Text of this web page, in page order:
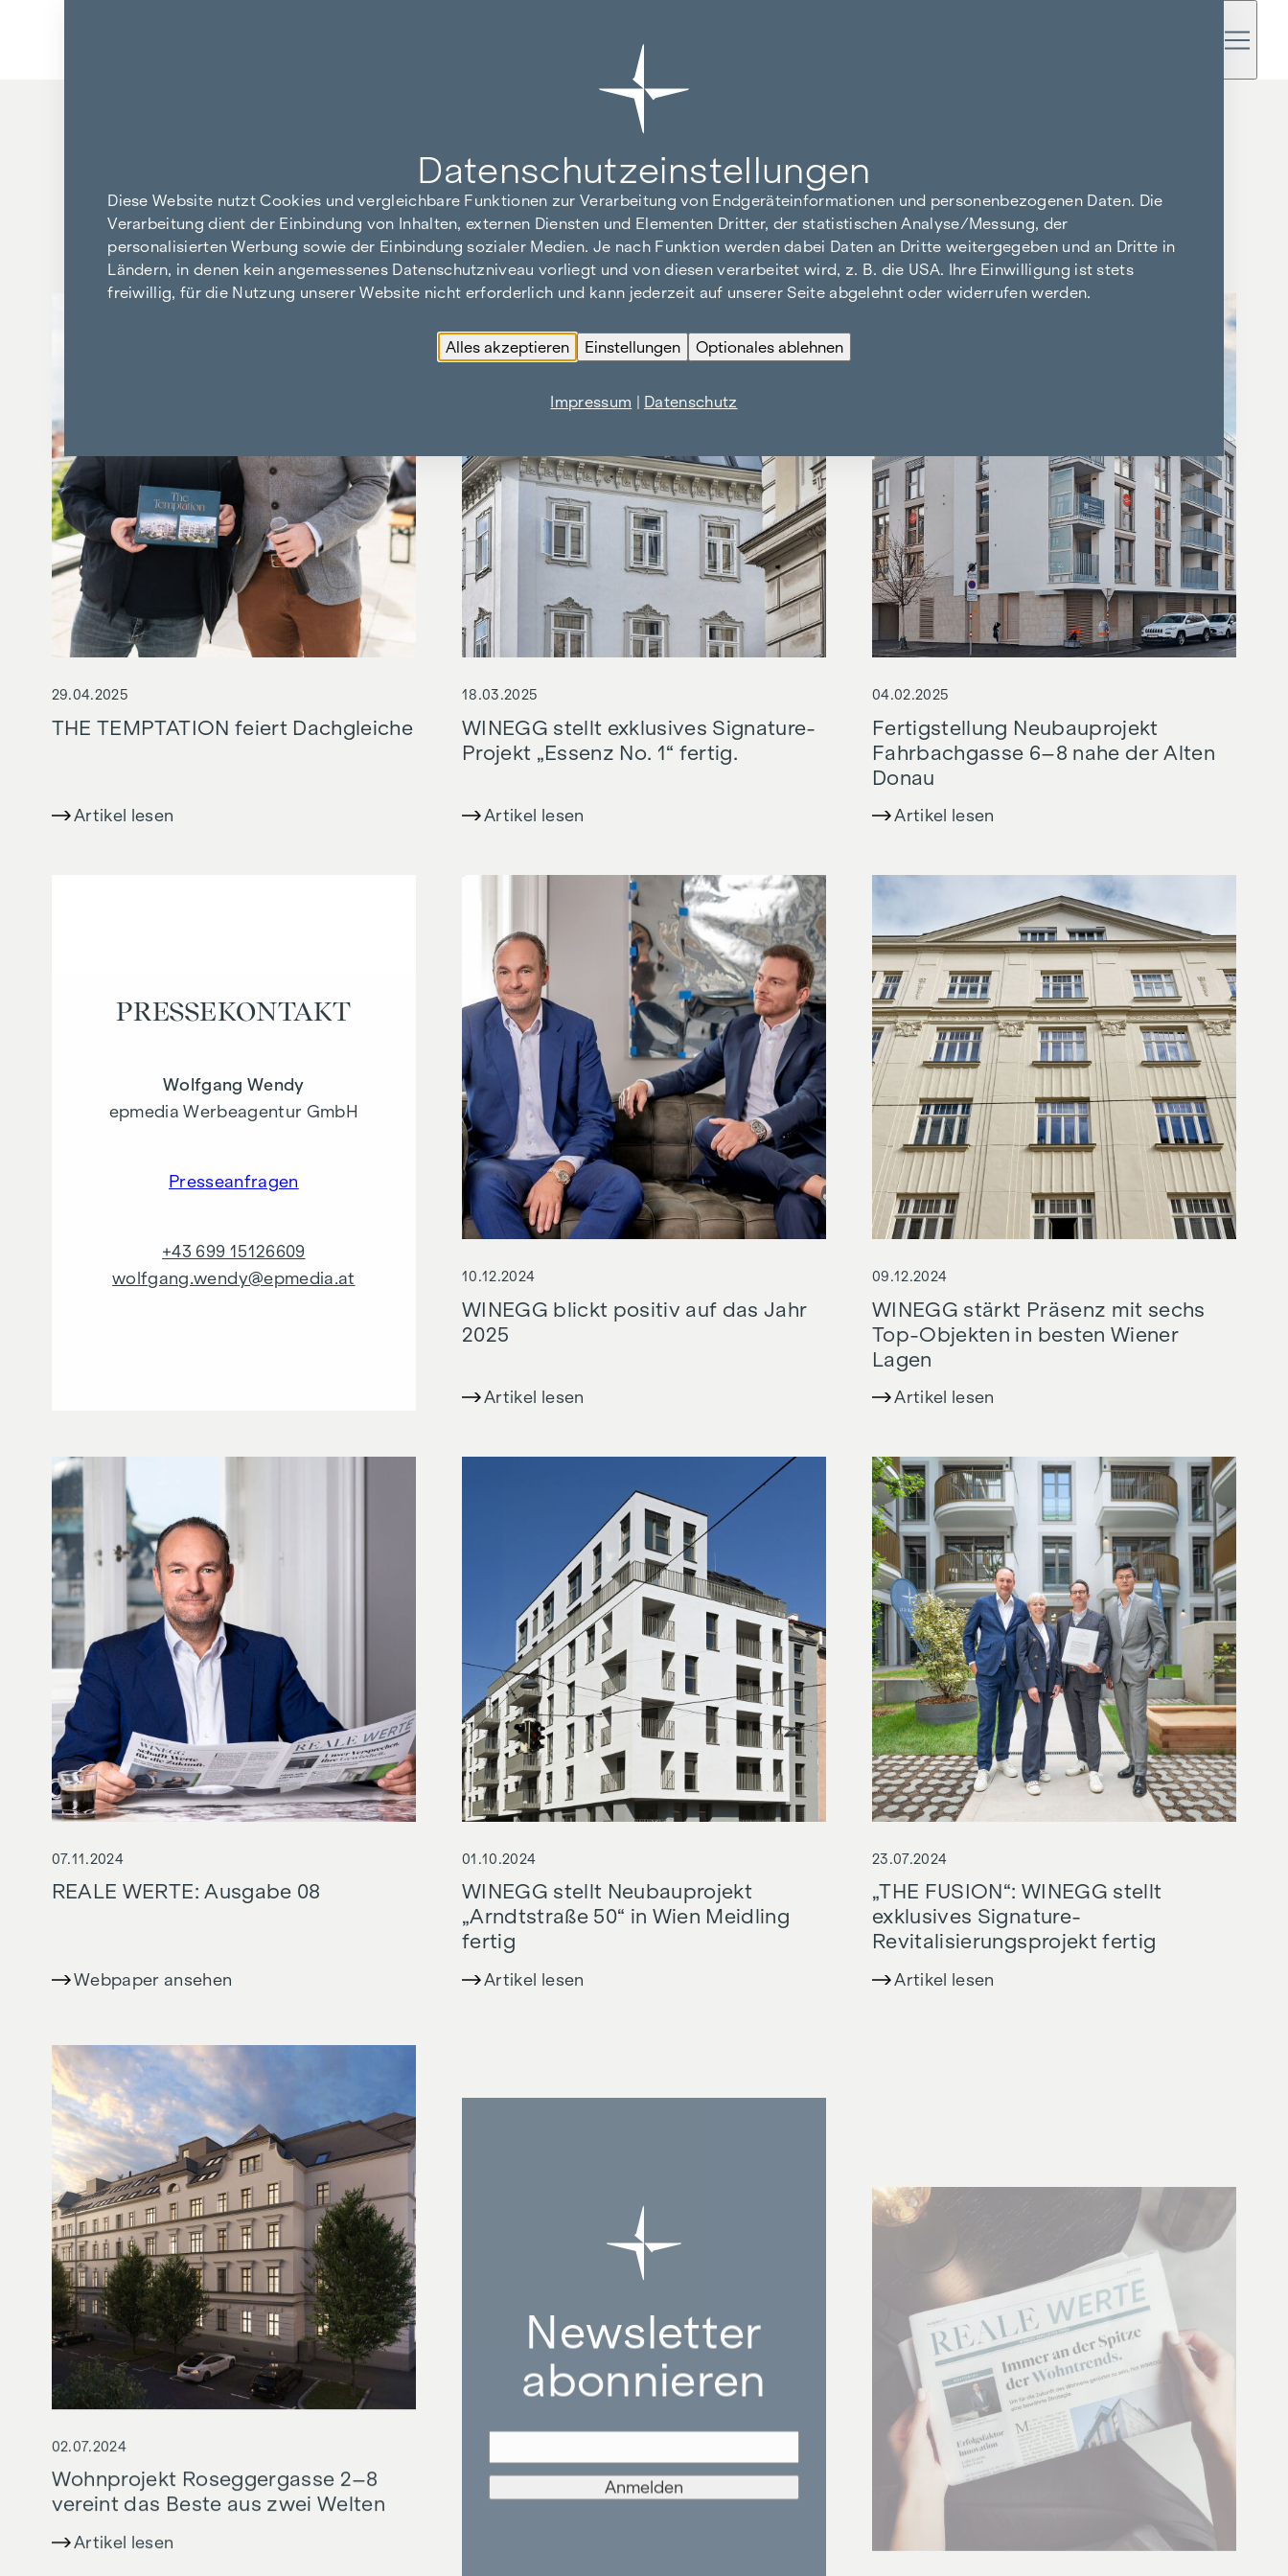
ALLE WINEGG-NEWS AUF EINEN
BLICK
29.04.2025
THE TEMPTATION feiert Dachgleiche
Artikel lesen
18.03.2025
WINEGG stellt exklusives Signature-
Projekt „Essenz No. 1“ fertig.
Artikel lesen
04.02.2025
Fertigstellung Neubauprojekt
Fahrbachgasse 6–8 nahe der Alten
Donau
Artikel lesen
PRESSE­KONTAKT
Wolfgang Wendy
epmedia Werbeagentur GmbH
Presseanfragen
+43 699 15126609
wolfgang.wendy@epmedia.at
10.12.2024
WINEGG blickt positiv auf das Jahr
2025
Artikel lesen
09.12.2024
WINEGG stärkt Präsenz mit sechs
Top-Objekten in besten Wiener
Lagen
Artikel lesen
07.11.2024
REALE WERTE: Ausgabe 08
Webpaper ansehen
01.10.2024
WINEGG stellt Neubauprojekt
„Arndtstraße 50“ in Wien Meidling
fertig
Artikel lesen
23.07.2024
„THE FUSION“: WINEGG stellt
exklusives Signature-
Revitalisierungsprojekt fertig
Artikel lesen
02.07.2024
Wohnprojekt Roseggergasse 2–8
vereint das Beste aus zwei Welten
Artikel lesen
Newsletter
abonnieren
01.06.2024
REALE WERTE: Ausgabe 07
Datenschutz­einstellungen
Diese Website nutzt Cookies und vergleichbare Funktionen zur Verarbeitung von Endgeräteinformationen und personenbezogenen Daten. Die
Verarbeitung dient der Einbindung von Inhalten, externen Diensten und Elementen Dritter, der statistischen Analyse/Messung, der
personalisierten Werbung sowie der Einbindung sozialer Medien. Je nach Funktion werden dabei Daten an Dritte weitergegeben und an Dritte in
Ländern, in denen kein angemessenes Datenschutzniveau vorliegt und von diesen verarbeitet wird, z. B. die USA. Ihre Einwilligung ist stets
freiwillig, für die Nutzung unserer Website nicht erforderlich und kann jederzeit auf unserer Seite abgelehnt oder widerrufen werden.
Alles akzeptieren Einstellungen Optionales ablehnen
Impressum | Datenschutz